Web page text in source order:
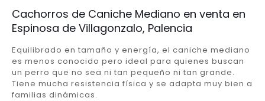
Cachorros de Caniche Mediano en venta en
Espinosa de Villagonzalo, Palencia
Equilibrado en tamaño y energía, el caniche mediano
es menos conocido pero ideal para quienes buscan
un perro que no sea ni tan pequeño ni tan grande.
Tiene mucha resistencia física y se adapta muy bien a
familias dinámicas.